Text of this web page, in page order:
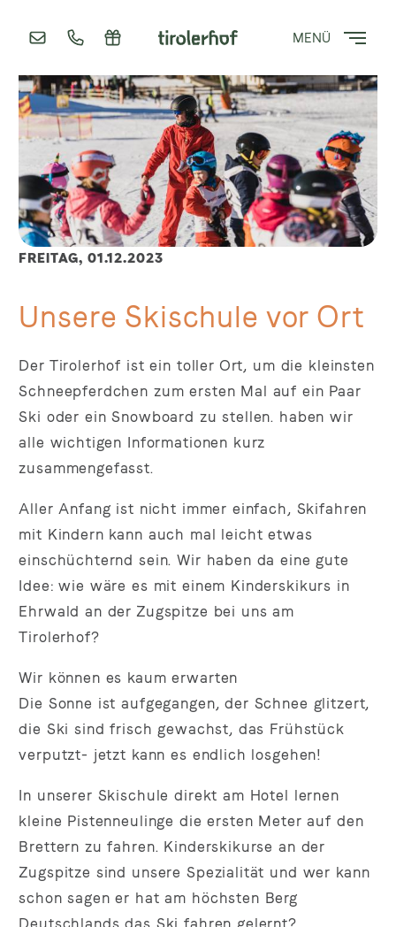
MENÜ
FREITAG, 01.12.2023
Unsere Skischule vor Ort
Der Tirolerhof ist ein toller Ort, um die kleinsten
Schneepferdchen zum ersten Mal auf ein Paar
Ski oder ein Snowboard zu stellen. haben wir
alle wichtigen Informationen kurz
zusammengefasst.
Aller Anfang ist nicht immer einfach, Skifahren
mit Kindern kann auch mal leicht etwas
einschüchternd sein. Wir haben da eine gute
Idee: wie wäre es mit einem Kinderskikurs in
Ehrwald an der Zugspitze bei uns am
Tirolerhof?
Wir können es kaum erwarten
Die Sonne ist aufgegangen, der Schnee glitzert,
die Ski sind frisch gewachst, das Frühstück
verputzt- jetzt kann es endlich losgehen!
In unserer Skischule direkt am Hotel lernen
kleine Pistenneulinge die ersten Meter auf den
Brettern zu fahren. Kinderskikurse an der
Zugspitze sind unsere Spezialität und wer kann
schon sagen er hat am höchsten Berg
Deutschlands das Ski fahren gelernt?